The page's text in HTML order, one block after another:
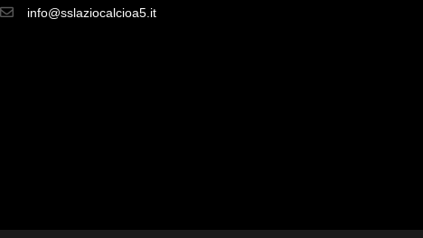
info@sslaziocalcioa5.it